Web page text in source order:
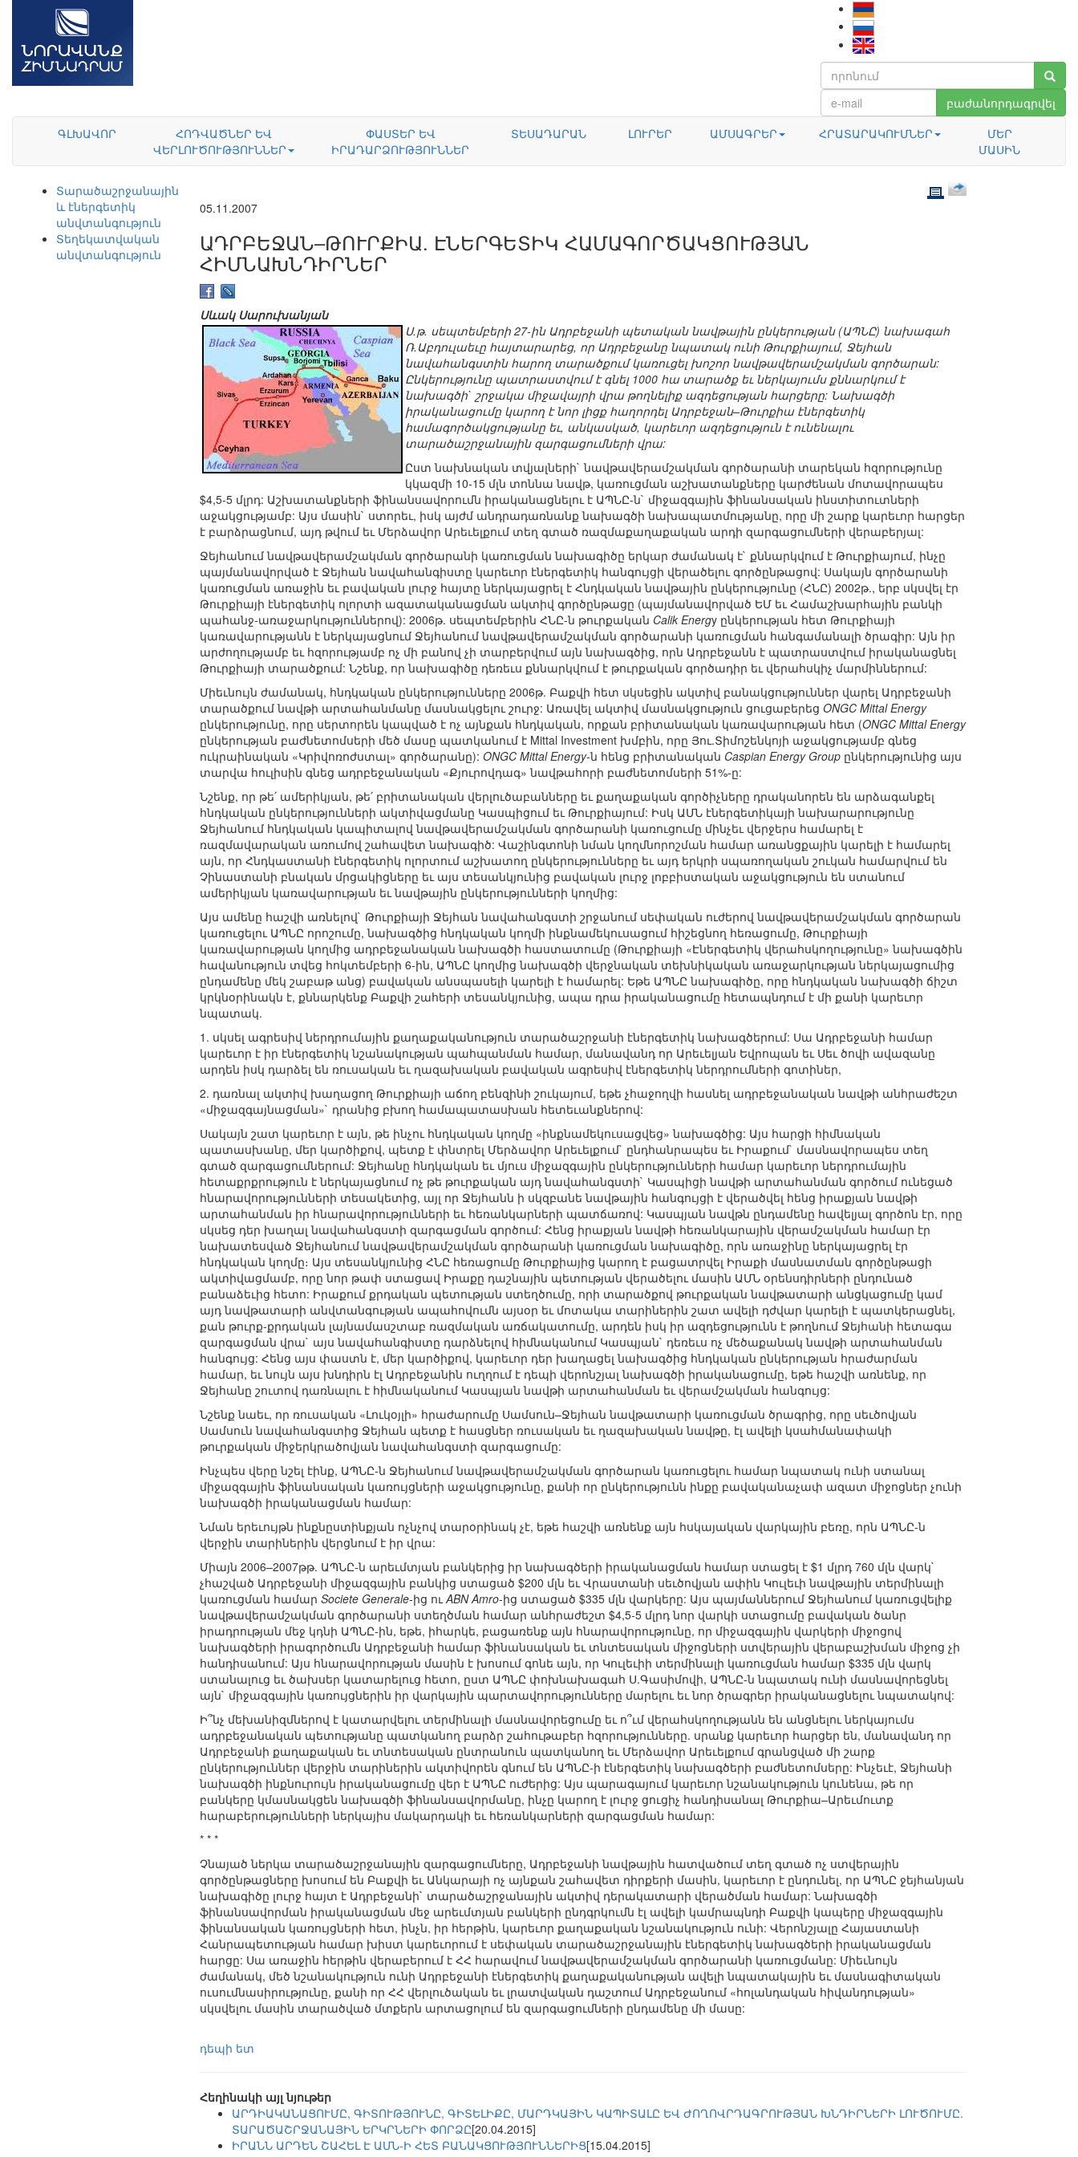
բաժանորդագրվել
ԳԼԽԱՎՈՐ
ՀՈԴՎԱԾՆԵՐ ԵՎ
ՎԵՐԼՈՒԾՈՒԹՅՈՒՆՆԵՐ
ՓԱՍՏԵՐ ԵՎ
ԻՐԱԴԱՐՁՈՒԹՅՈՒՆՆԵՐ
ՏԵՍԱԴԱՐԱՆ ԼՈՒՐԵՐ ԱՄՍԱԳՐԵՐ ՀՐԱՏԱՐԱԿՈՒՄՆԵՐ
ՄԵՐ
ՄԱՍԻՆ
Տարածաշրջանային
և էներգետիկ
անվտանգություն
Տեղեկատվական
անվտանգություն
05.11.2007
ԱԴՐԲԵՋԱՆ–ԹՈՒՐՔԻԱ. ԷՆԵՐԳԵՏԻԿ ՀԱՄԱԳՈՐԾԱԿՑՈՒԹՅԱՆ
ՀԻՄՆԱԽՆԴԻՐՆԵՐ
Սևակ Սարուխանյան
Ս.թ. սեպտեմբերի 27-ին Ադրբեջանի պետական նավթային ընկերության (ԱՊՆԸ) նախագահ
Ռ.Աբդուլաեւը հայտարարեց, որ Ադրբեջանը նպատակ ունի Թուրքիայում, Ջեյհան
նավահանգստին հարող տարածքում կառուցել խոշոր նավթավերամշակման գործարան:
Ընկերությունը պատրաստվում է գնել 1000 հա տարածք եւ ներկայումս քննարկում է
նախագծի` շրջակա միջավայրի վրա թողնելիք ազդեցության հարցերը: Նախագծի
իրականացումը կարող է նոր լիցք հաղորդել Ադրբեջան–Թուրքիա էներգետիկ
համագործակցությանը եւ, անկասկած, կարեւոր ազդեցություն է ունենալու
տարածաշրջանային զարգացումների վրա:
Ըստ նախնական տվյալների` նավթավերամշակման գործարանի տարեկան հզորությունը
կկազմի 10-15 մլն տոննա նավթ, կառուցման աշխատանքները կարժենան մոտավորապես
$4,5-5 մլրդ: Աշխատանքների ֆինանսավորումն իրականացնելու է ԱՊՆԸ-ն` միջազգային ֆինանսական ինստիտուտների
աջակցությամբ: Այս մասին` ստորեւ, իսկ այժմ անդրադառնանք նախագծի նախապատմությանը, որը մի շարք կարեւոր հարցեր
է բարձրացնում, այդ թվում եւ Մերձավոր Արեւելքում տեղ գտած ռազմաքաղաքական արդի զարգացումների վերաբերյալ:
Ջեյհանում նավթավերամշակման գործարանի կառուցման նախագիծը երկար ժամանակ է` քննարկվում է Թուրքիայում, ինչը
պայմանավորված է Ջեյհան նավահանգիստը կարեւոր էներգետիկ հանգույցի վերածելու գործընթացով: Սակայն գործարանի
կառուցման առաջին եւ բավական լուրջ հայտը ներկայացրել է Հնդկական նավթային ընկերությունը (ՀՆԸ) 2002թ., երբ սկսվել էր
Թուրքիայի էներգետիկ ոլորտի ազատականացման ակտիվ գործընթացը (պայմանավորված ԵՄ եւ Համաշխարհային բանկի
պահանջ-առաջարկություններով): 2006թ. սեպտեմբերին ՀՆԸ-ն թուրքական Calik Energy ընկերության հետ Թուրքիայի
կառավարությանն է ներկայացնում Ջեյհանում նավթավերամշակման գործարանի կառուցման հանգամանալի ծրագիր: Այն իր
արժողությամբ եւ հզորությամբ ոչ մի բանով չի տարբերվում այն նախագծից, որն Ադրբեջանն է պատրաստվում իրականացնել
Թուրքիայի տարածքում: Նշենք, որ նախագիծը դեռեւս քննարկվում է թուրքական գործադիր եւ վերահսկիչ մարմիններում:
Միեւնույն ժամանակ, հնդկական ընկերությունները 2006թ. Բաքվի հետ սկսեցին ակտիվ բանակցություններ վարել Ադրբեջանի
տարածքում նավթի արտահանմանը մասնակցելու շուրջ: Առավել ակտիվ մասնակցություն ցուցաբերեց ONGC Mittal Energy
ընկերությունը, որը սերտորեն կապված է ոչ այնքան հնդկական, որքան բրիտանական կառավարության հետ (ONGC Mittal Energy
ընկերության բաժնետոմսերի մեծ մասը պատկանում է Mittal Investment խմբին, որը Յու.Տիմոշենկոյի աջակցությամբ գնեց
ուկրաինական «Կրիվոռոժստալ» գործարանը): ONGC Mittal Energy-ն հենց բրիտանական Caspian Energy Group ընկերությունից այս
տարվա հուլիսին գնեց ադրբեջանական «Քյուրովդագ» նավթահորի բաժնետոմսերի 51%-ը:
Նշենք, որ թե՛ ամերիկյան, թե՛ բրիտանական վերլուծաբանները եւ քաղաքական գործիչները դրականորեն են արձագանքել
հնդկական ընկերությունների ակտիվացմանը Կասպիցում եւ Թուրքիայում: Իսկ ԱՄՆ էներգետիկայի նախարարությունը
Ջեյհանում հնդկական կապիտալով նավթավերամշակման գործարանի կառուցումը մինչեւ վերջերս համարել է
ռազմավարական առումով շահավետ նախագիծ: Վաշինգտոնի նման կողմնորոշման համար առանցքային կարելի է համարել
այն, որ Հնդկաստանի էներգետիկ ոլորտում աշխատող ընկերությունները եւ այդ երկրի սպառողական շուկան համարվում են
Չինաստանի բնական մրցակիցները եւ այս տեսանկյունից բավական լուրջ լոբբիստական աջակցություն են ստանում
ամերիկյան կառավարության եւ նավթային ընկերությունների կողմից:
Այս ամենը հաշվի առնելով` Թուրքիայի Ջեյհան նավահանգստի շրջանում սեփական ուժերով նավթավերամշակման գործարան
կառուցելու ԱՊՆԸ որոշումը, նախագծից հնդկական կողմի ինքնամեկուսացում հիշեցնող հեռացումը, Թուրքիայի
կառավարության կողմից ադրբեջանական նախագծի հաստատումը (Թուրքիայի «Էներգետիկ վերահսկողությունը» նախագծին
հավանություն տվեց հոկտեմբերի 6-ին, ԱՊՆԸ կողմից նախագծի վերջնական տեխնիկական առաջարկության ներկայացումից
ընդամենը մեկ շաբաթ անց) բավական անսպասելի կարելի է համարել: Եթե ԱՊՆԸ նախագիծը, որը հնդկական նախագծի ճիշտ
կրկնօրինակն է, քննարկենք Բաքվի շահերի տեսանկյունից, ապա դրա իրականացումը հետապնդում է մի քանի կարեւոր
նպատակ.
1. սկսել ագրեսիվ ներդրումային քաղաքականություն տարածաշրջանի էներգետիկ նախագծերում: Սա Ադրբեջանի համար
կարեւոր է իր էներգետիկ նշանակության պահպանման համար, մանավանդ որ Արեւելյան Եվրոպան եւ Սեւ ծովի ավազանը
արդեն իսկ դարձել են ռուսական եւ ղազախական բավական ագրեսիվ էներգետիկ ներդրումների գոտիներ,
2. դառնալ ակտիվ խաղացող Թուրքիայի աճող բենզինի շուկայում, եթե չհաջողվի հասնել ադրբեջանական նավթի անհրաժեշտ
«միջազգայնացման»` դրանից բխող համապատասխան հետեւանքներով:
Սակայն շատ կարեւոր է այն, թե ինչու հնդկական կողմը «ինքնամեկուսացվեց» նախագծից: Այս հարցի հիմնական
պատասխանը, մեր կարծիքով, պետք է փնտրել Մերձավոր Արեւելքում` ընդհանրապես եւ Իրաքում` մասնավորապես տեղ
գտած զարգացումներում: Ջեյհանը հնդկական եւ մյուս միջազգային ընկերությունների համար կարեւոր ներդրումային
հետաքրքրություն է ներկայացնում ոչ թե թուրքական այդ նավահանգստի` Կասպիցի նավթի արտահանման գործում ունեցած
հնարավորությունների տեսակետից, այլ որ Ջեյհանն ի սկզբանե նավթային հանգույցի է վերածվել հենց իրաքյան նավթի
արտահանման իր հնարավորությունների եւ հեռանկարների պատճառով: Կասպյան նավթն ընդամենը հավելյալ գործոն էր, որը
սկսեց դեր խաղալ նավահանգստի զարգացման գործում: Հենց իրաքյան նավթի հեռանկարային վերամշակման համար էր
նախատեսված Ջեյհանում նավթավերամշակման գործարանի կառուցման նախագիծը, որն առաջինը ներկայացրել էր
հնդկական կողմը։ Այս տեսանկյունից ՀՆԸ հեռացումը Թուրքիայից կարող է բացատրվել Իրաքի մասնատման գործընթացի
ակտիվացմամբ, որը նոր թափ ստացավ Իրաքը դաշնային պետության վերածելու մասին ԱՄՆ օրենսդիրների ընդունած
բանաձեւից հետո: Իրաքում քրդական պետության ստեղծումը, որի տարածքով թուրքական նավթատարի անցկացումը կամ
այդ նավթատարի անվտանգության ապահովումն այսօր եւ մոտակա տարիներին շատ ավելի դժվար կարելի է պատկերացնել,
քան թուրք-քրդական լայնամասշտաբ ռազմական առճակատումը, արդեն իսկ իր ազդեցությունն է թողնում Ջեյհանի հետագա
զարգացման վրա` այս նավահանգիստը դարձնելով հիմնականում Կասպյան` դեռեւս ոչ մեծաքանակ նավթի արտահանման
հանգույց: Հենց այս փաստն է, մեր կարծիքով, կարեւոր դեր խաղացել նախագծից հնդկական ընկերության հրաժարման
համար, եւ նույն այս խնդիրն էլ Ադրբեջանին ուղղում է դեպի վերոնշյալ նախագծի իրականացումը, եթե հաշվի առնենք, որ
Ջեյհանը շուտով դառնալու է հիմնականում Կասպյան նավթի արտահանման եւ վերամշակման հանգույց:
Նշենք նաեւ, որ ռուսական «Լուկօյլի» հրաժարումը Սամսուն–Ջեյհան նավթատարի կառուցման ծրագրից, որը սեւծովյան
Սամսուն նավահանգստից Ջեյհան պետք է հասցներ ռուսական եւ ղազախական նավթը, էլ ավելի կսահմանափակի
թուրքական միջերկրածովյան նավահանգստի զարգացումը:
Ինչպես վերը նշել էինք, ԱՊՆԸ-ն Ջեյհանում նավթավերամշակման գործարան կառուցելու համար նպատակ ունի ստանալ
միջազգային ֆինանսական կառույցների աջակցությունը, քանի որ ընկերությունն ինքը բավականաչափ ազատ միջոցներ չունի
նախագծի իրականացման համար:
Նման երեւույթն ինքնըստինքյան ոչնչով տարօրինակ չէ, եթե հաշվի առնենք այն հսկայական վարկային բեռը, որն ԱՊՆԸ-ն
վերջին տարիներին վերցնում է իր վրա:
Միայն 2006–2007թթ. ԱՊՆԸ-ն արեւմտյան բանկերից իր նախագծերի իրականացման համար ստացել է $1 մլրդ 760 մլն վարկ`
չհաշված Ադրբեջանի միջազգային բանկից ստացած $200 մլն եւ Վրաստանի սեւծովյան ափին Կուլեւի նավթային տերմինալի
կառուցման համար Societe Generale-ից ուABN Amro-ից ստացած $335 մլն վարկերը: Այս պայմաններում Ջեյհանում կառուցվելիք
նավթավերամշակման գործարանի ստեղծման համար անհրաժեշտ $4,5-5 մլրդ նոր վարկի ստացումը բավական ծանր
իրադրության մեջ կդնի ԱՊՆԸ-ին, եթե, իհարկե, բացառենք այն հնարավորությունը, որ միջազգային վարկերի միջոցով
նախագծերի իրագործումն Ադրբեջանի համար ֆինանսական եւ տնտեսական միջոցների ստվերային վերաբաշխման միջոց չի
հանդիսանում: Այս հնարավորության մասին է խոսում գոնե այն, որ Կուլեւիի տերմինալի կառուցման համար $335 մլն վարկ
ստանալուց եւ ծախսեր կատարելուց հետո, ըստ ԱՊՆԸ փոխնախագահ Ս.Գասիմովի, ԱՊՆԸ-ն նպատակ ունի մասնավորեցնել
այն` միջազգային կառույցներին իր վարկային պարտավորությունները մարելու եւ նոր ծրագրեր իրականացնելու նպատակով:
Ի՞նչ մեխանիզմներով է կատարվելու տերմինալի մասնավորեցումը եւ ո՞ւմ վերահսկողությանն են անցնելու ներկայումս
ադրբեջանական պետությանը պատկանող բարձր շահութաբեր հզորությունները. սրանք կարեւոր հարցեր են, մանավանդ որ
Ադրբեջանի քաղաքական եւ տնտեսական ընտրանուն պատկանող եւ Մերձավոր Արեւելքում գրանցված մի շարք
ընկերություններ վերջին տարիներին ակտիվորեն գնում են ԱՊՆԸ-ի էներգետիկ նախագծերի բաժնետոմսերը: Ինչեւէ, Ջեյհանի
նախագծի ինքնուրույն իրականացումը վեր է ԱՊՆԸ ուժերից: Այս պարագայում կարեւոր նշանակություն կունենա, թե որ
բանկերը կմասնակցեն նախագծի ֆինանսավորմանը, ինչը կարող է լուրջ ցուցիչ հանդիսանալ Թուրքիա–Արեւմուտք
հարաբերությունների ներկայիս մակարդակի եւ հեռանկարների զարգացման համար:
* * *
Չնայած ներկա տարածաշրջանային զարգացումները, Ադրբեջանի նավթային հատվածում տեղ գտած ոչ ստվերային
գործընթացները խոսում են Բաքվի եւ Անկարայի ոչ այնքան շահավետ դիրքերի մասին, կարեւոր է ընդունել, որ ԱՊՆԸ ջեյհանյան
նախագիծը լուրջ հայտ է Ադրբեջանի` տարածաշրջանային ակտիվ դերակատարի վերածման համար: Նախագծի
ֆինանսավորման իրականացման մեջ արեւմտյան բանկերի ընդգրկումն էլ ավելի կամրապնդի Բաքվի կապերը միջազգային
ֆինանսական կառույցների հետ, ինչն, իր հերթին, կարեւոր քաղաքական նշանակություն ունի: Վերոնշյալը Հայաստանի
Հանրապետության համար խիստ կարեւորում է սեփական տարածաշրջանային էներգետիկ նախագծերի իրականացման
հարցը: Սա առաջին հերթին վերաբերում է ՀՀ հարավում նավթավերամշակման գործարանի կառուցմանը: Միեւնույն
ժամանակ, մեծ նշանակություն ունի Ադրբեջանի էներգետիկ քաղաքականության ավելի նպատակային եւ մասնագիտական
ուսումնասիրությունը, քանի որ ՀՀ վերլուծական եւ լրատվական դաշտում Ադրբեջանում «հոլանդական հիվանդության»
սկսվելու մասին տարածված մտքերն արտացոլում են զարգացումների ընդամենը մի մասը:
դեպի ետ
Հեղինակի այլ նյութեր
ԱՐԴԻԱԿԱՆԱՑՈՒՄԸ, ԳԻՏՈՒԹՅՈՒՆԸ, ԳԻՏԵԼԻՔԸ, ՄԱՐԴԿԱՅԻՆ ԿԱՊԻՏԱԼԸ ԵՎ ԺՈՂՈՎՐԴԱԳՐՈՒԹՅԱՆ ԽՆԴԻՐՆԵՐԻ ԼՈՒԾՈՒՄԸ.
ՏԱՐԱԾԱՇՐՋԱՆԱՅԻՆ ԵՐԿՐՆԵՐԻ ՓՈՐՁԸ[20.04.2015]
ԻՐԱՆՆ ԱՐԴԵՆ ՇԱՀԵԼ Է ԱՄՆ-Ի ՀԵՏ ԲԱՆԱԿՑՈՒԹՅՈՒՆՆԵՐԻՑ[15.04.2015]